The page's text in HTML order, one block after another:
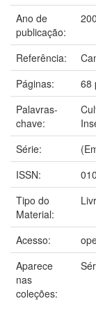
Ano de
publicação:
Referência:
Páginas:
68
Palavras-
chave:
Série:
ISSN:
Tipo do
Material:
Acesso:
Aparece
nas
coleções: